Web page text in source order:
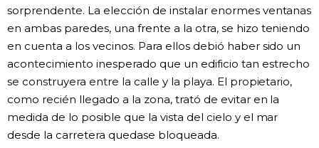
sorprendente. La elección de instalar enormes ventanas
en ambas paredes, una frente a la otra, se hizo teniendo
en cuenta a los vecinos. Para ellos debió haber sido un
acontecimiento inesperado que un edificio tan estrecho
se construyera entre la calle y la playa. El propietario,
como recién llegado a la zona, trató de evitar en la
medida de lo posible que la vista del cielo y el mar
desde la carretera quedase bloqueada.